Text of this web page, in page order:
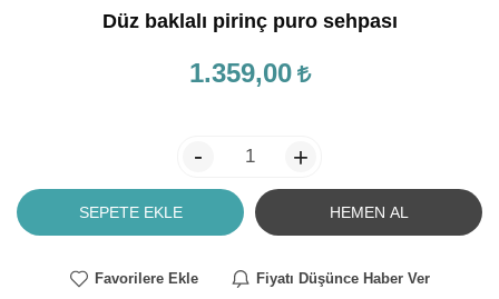
Düz baklalı pirinç puro sehpası
1.359,00
- +
SEPETE EKLE HEMEN AL
Favorilere Ekle
Fiyatı Düşünce Haber Ver